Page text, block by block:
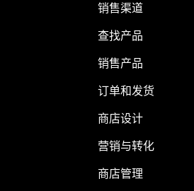
销售渠道
查找产品
销售产品
订单和发货
商店设计
营销与转化
商店管理